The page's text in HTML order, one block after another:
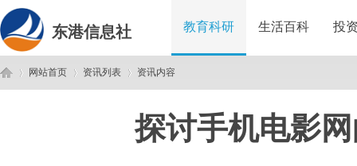
东港信息社 教育科研 生活百科 投
网站首页 资讯列表 资讯内容
探讨手机电影